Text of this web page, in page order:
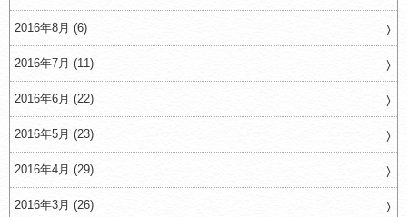
2016年8月 (6)
2016年7月 (11)
2016年6月 (22)
2016年5月 (23)
2016年4月 (29)
2016年3月 (26)